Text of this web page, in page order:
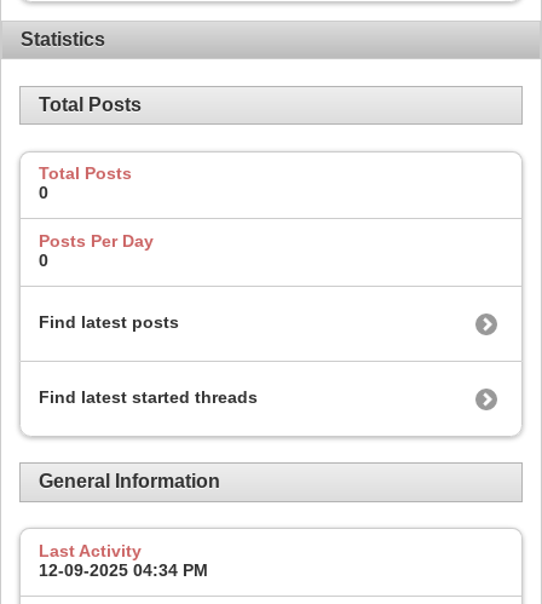
Statistics
Total Posts
Total Posts
0
Posts Per Day
0
Find latest posts
Find latest started threads
General Information
Last Activity
12-09-2025 04:34 PM